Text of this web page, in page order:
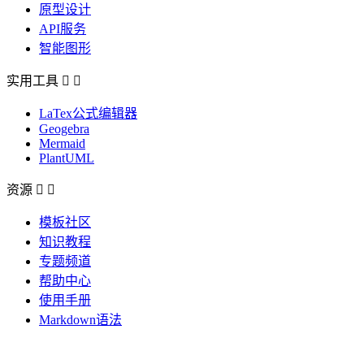
原型设计
API服务
智能图形
实用工具  
LaTex公式编辑器
Geogebra
Mermaid
PlantUML
资源  
模板社区
知识教程
专题频道
帮助中心
使用手册
Markdown语法